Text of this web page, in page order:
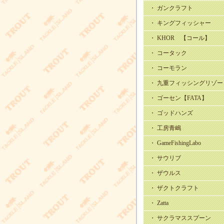
・ ガンクラフト
・ キングフィッシャー
・ KHOR 【コール】
・ コータック
・ コーモラン
・ 九重フィッシングリゾ
・ ゴーセン【FATA】
・ ゴッドハンズ
・ 工房青嶋
・ GameFishingLabo
・ サウリブ
・ ザウルス
・ ザクトクラフト
・ Zatta
・ サクラマススプーン